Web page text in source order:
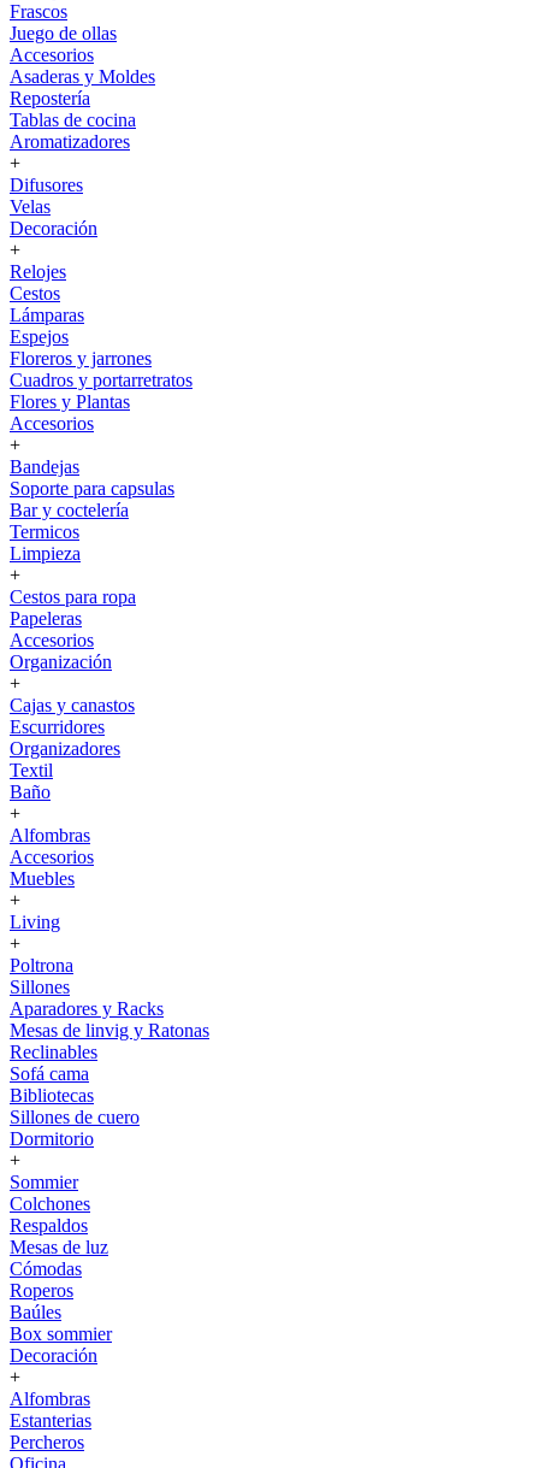
Frascos
Juego de ollas
Accesorios
Asaderas y Moldes
Repostería
Tablas de cocina
Aromatizadores
+
Difusores
Velas
Decoración
+
Relojes
Cestos
Lámparas
Espejos
Floreros y jarrones
Cuadros y portarretratos
Flores y Plantas
Accesorios
+
Bandejas
Soporte para capsulas
Bar y coctelería
Termicos
Limpieza
+
Cestos para ropa
Papeleras
Accesorios
Organización
+
Cajas y canastos
Escurridores
Organizadores
Textil
Baño
+
Alfombras
Accesorios
Muebles
+
Living
+
Poltrona
Sillones
Aparadores y Racks
Mesas de linvig y Ratonas
Reclinables
Sofá cama
Bibliotecas
Sillones de cuero
Dormitorio
+
Sommier
Colchones
Respaldos
Mesas de luz
Cómodas
Roperos
Baúles
Box sommier
Decoración
+
Alfombras
Estanterias
Percheros
Oficina